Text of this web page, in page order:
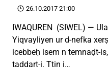
26.10.2017 21:00
IWAQUREN (SIWEL) —
Yiqvayliyen ur d-nefka
icebbeḥ isem n temnaḍt-
taddart-i. Ttin i…